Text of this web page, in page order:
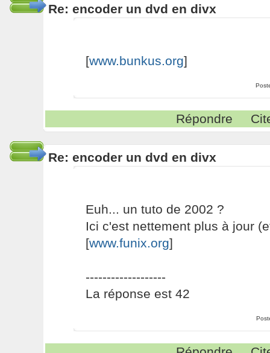
Re: encoder un dvd en divx
[www.bunkus.org]
Répondre
Re: encoder un dvd en divx
Euh... un tuto de 2002 ?
Ici c'est nettement plus à jour
[www.funix.org]
-------------------
La réponse est 42